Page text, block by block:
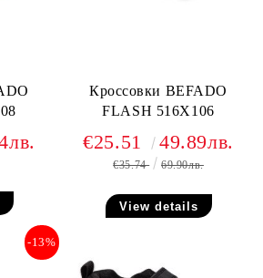
Кроссовки BEFADO
FLASH 516X106
€25.51 49.89лв.
€35.74 69.90лв.
View details
-13%